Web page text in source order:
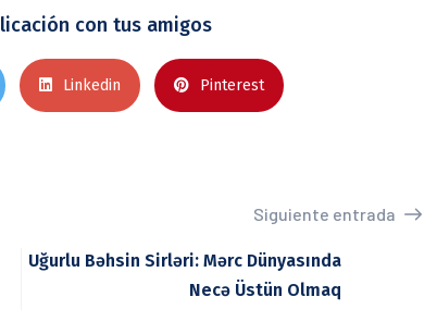
con tus amigos
Linkedin Pinterest
Siguiente entrada
Uğurlu Bəhsin Sirləri: Mərc Dünyasında
Necə Üstün Olmaq